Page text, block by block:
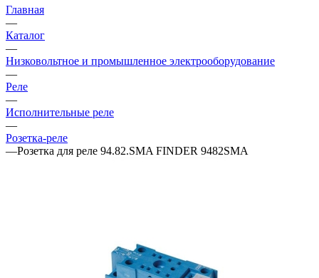
Главная
—
Каталог
—
Низковольтное и промышленное электрооборудование
—
Реле
—
Исполнительные реле
—
Розетка-реле
—Розетка для реле 94.82.SMA FINDER 9482SMA